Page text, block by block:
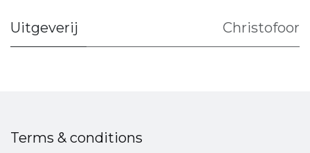
Uitgeverij Christofoor
Terms & conditions